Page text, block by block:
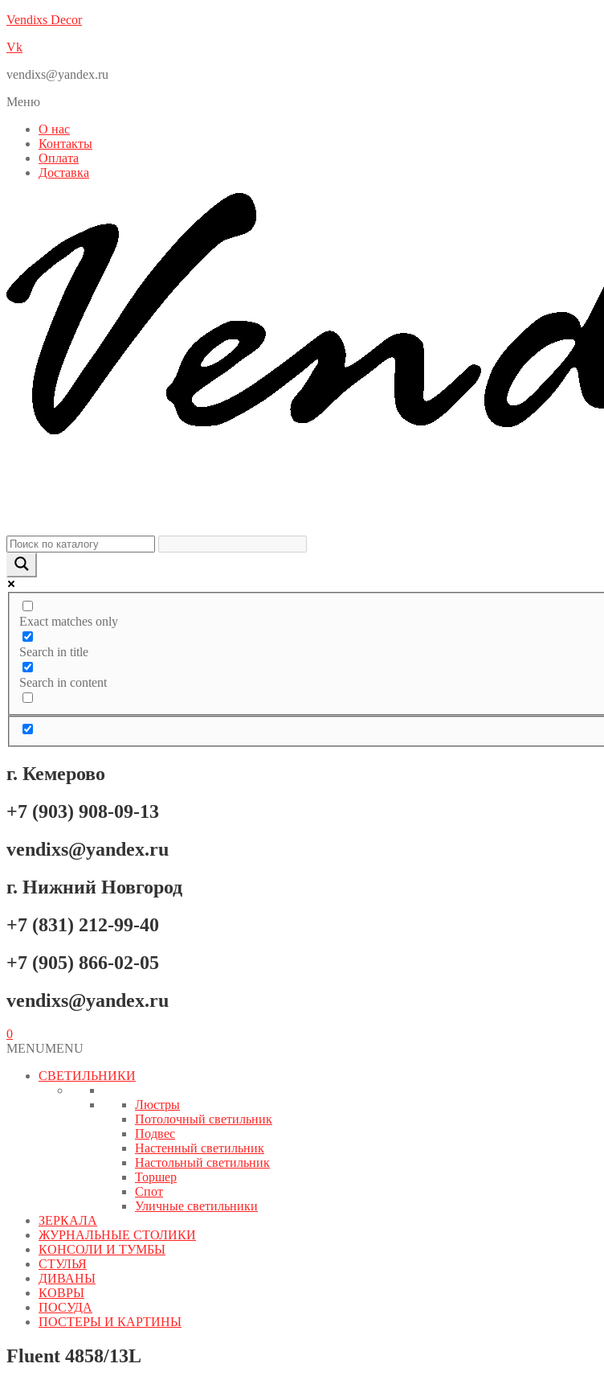
Vendixs Decor
Vk
vendixs@yandex.ru
Меню
О нас
Контакты
Оплата
Доставка
Exact matches only
Search in title
Search in content
г. Кемерово
+7 (903) 908-09-13
vendixs@yandex.ru
г. Нижний Новгород
+7 (831) 212-99-40
+7 (905) 866-02-05
vendixs@yandex.ru
0
MENUMENU
СВЕТИЛЬНИКИ
Люстры
Потолочный светильник
Подвес
Настенный светильник
Настольный светильник
Торшер
Спот
Уличные светильники
ЗЕРКАЛА
ЖУРНАЛЬНЫЕ СТОЛИКИ
КОНСОЛИ И ТУМБЫ
СТУЛЬЯ
ДИВАНЫ
КОВРЫ
ПОСУДА
ПОСТЕРЫ И КАРТИНЫ
Fluent 4858/13L